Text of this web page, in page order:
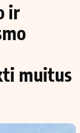
ir
muitus